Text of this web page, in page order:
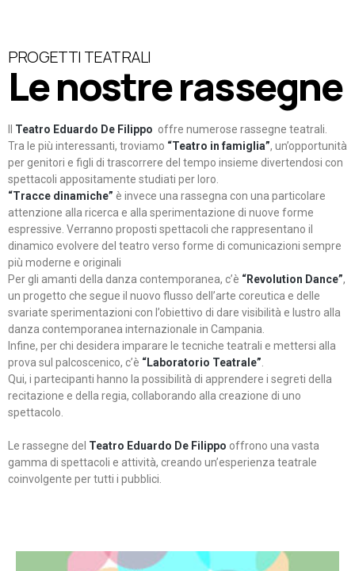
PROGETTI TEATRALI
Le nostre rassegne
Teatro Eduardo De Filippo offre numerose rassegne teatrali.
Tra le più interessanti, troviamo “Teatro in famiglia”, un’opportunità
per genitori e figli di trascorrere del tempo insieme divertendosi con
spettacoli appositamente studiati per loro.
“Tracce dinamiche” è invece una rassegna con una particolare
attenzione alla ricerca e alla sperimentazione di nuove forme
espressive. Verranno proposti spettacoli che rappresentano il
dinamico evolvere del teatro verso forme di comunicazioni sempre
più moderne e originali
Per gli amanti della danza contemporanea, c’è “Revolution Dance”,
un progetto che segue il nuovo flusso dell’arte coreutica e delle
svariate sperimentazioni con l’obiettivo di dare visibilità e lustro alla
danza contemporanea internazionale in Campania.
Infine, per chi desidera imparare le tecniche teatrali e mettersi alla
prova sul palcoscenico, c’è “Laboratorio Teatrale”
Qui, i partecipanti hanno la possibilità di apprendere i segreti della
recitazione e della regia, collaborando alla creazione di uno
spettacolo.
Le rassegne del Teatro Eduardo De Filippo offrono una vasta
gamma di spettacoli e attività, creando un’esperienza teatrale
coinvolgente per tutti i pubblici.